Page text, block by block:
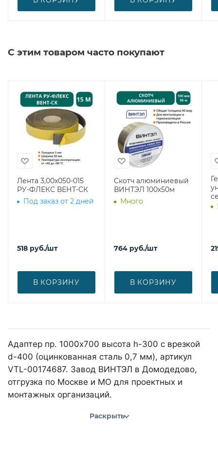
С этим товаром часто покупают
Лента 3,00х050-015
РУ-ФЛЕКС ВЕНТ-СК
Под заказ от 2 дней
518 руб./шт
В КОРЗИНУ
Скотч алюминиевый
ВИНТЭЛ 100х50м
Много
764 руб./шт
В КОРЗИНУ
Адаптер пр. 1000х700 высота h-300 с врезкой
d-400 (оцинкованная сталь 0,7 мм), артикул
VTL-00174687. Завод ВИНТЭЛ в Домодедово,
отгрузка по Москве и МО для проектных и
монтажных организаций.
Раскрыть